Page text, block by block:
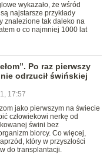
wykazało, że wśród
najstarsze przykłady
znalezione tak daleko na
o co najmniej 1000 lat
Po raz pierwszy
odrzucił świńskiej
17:57
jako pierwszym na świecie
człowiekowi nerkę od
świni bez
biorcy. Co więcej,
który w przyszłości
do transplantacji.